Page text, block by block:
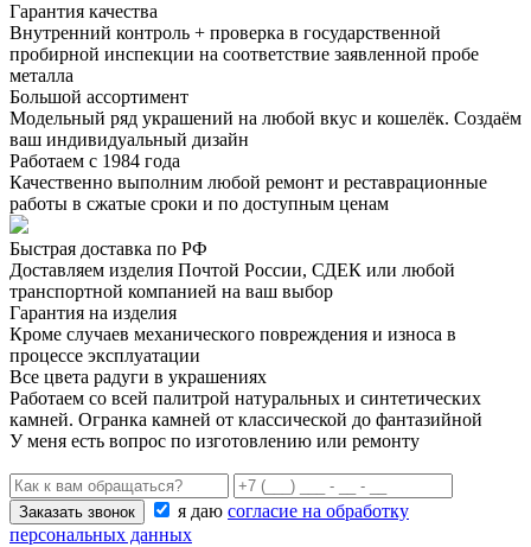
Гарантия качества
Внутренний контроль + проверка в государственной
пробирной инспекции на соответствие заявленной пробе
металла
Большой ассортимент
Модельный ряд украшений на любой вкус и кошелёк. Создаём
ваш индивидуальный дизайн
Работаем с 1984 года
Качественно выполним любой ремонт и реставрационные
работы в сжатые сроки и по доступным ценам
Быстрая доставка по РФ
Доставляем изделия Почтой России, СДЕК или любой
транспортной компанией на ваш выбор
Гарантия на изделия
Кроме случаев механического повреждения и износа в
процессе эксплуатации
Все цвета радуги в украшениях
Работаем со всей палитрой натуральных и синтетических
камней. Огранка камней от классической до фантазийной
У меня есть вопрос по изготовлению или ремонту
я даю согласие на обработку
персональных данных